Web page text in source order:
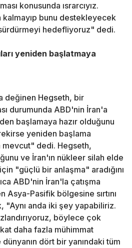
konusunda ısrarcıyız.
kalmayıp bunu destekleyecek
hedefliyoruz" dedi.
yeniden başlatmaya
değinen Hegseth, bir
durumunda ABD'nin İran'a
başlamaya hazır olduğunu
yeniden başlama
mevcut" dedi. Hegseth,
ve İran'ın nükleer silah elde
"güçlü bir anlaşma" aradığını
ABD'nin İran'la çatışma
Asya-Pasifik bölgesine sırtını
anda iki şey yapabiliriz.
böylece çok
daha fazla mühimmat
dört bir yanındaki tüm